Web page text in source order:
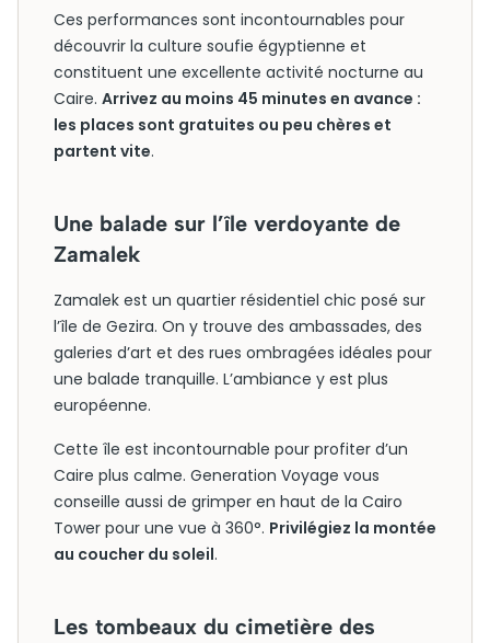
Ces performances sont incontournables pour
découvrir la culture soufie égyptienne et
constituent une excellente activité nocturne au
Caire. Arrivez au moins 45 minutes en avance :
les places sont gratuites ou peu chères et
partent vite.
Une balade sur l’île verdoyante de
Zamalek
Zamalek est un quartier résidentiel chic posé sur
l’île de Gezira. On y trouve des ambassades, des
galeries d’art et des rues ombragées idéales pour
une balade tranquille. L’ambiance y est plus
européenne.
Cette île est incontournable pour profiter d’un
Caire plus calme. Generation Voyage vous
conseille aussi de grimper en haut de la Cairo
Tower pour une vue à 360°. Privilégiez la montée
au coucher du soleil.
Les tombeaux du cimetière des